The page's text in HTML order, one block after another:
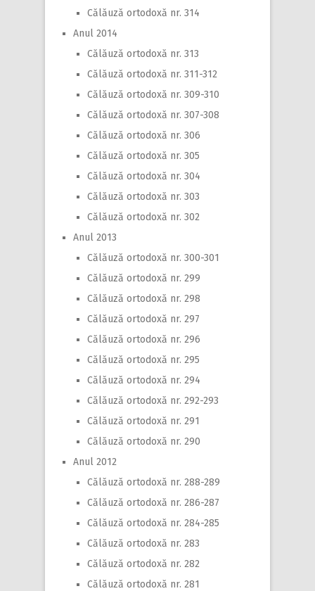
Călăuză ortodoxă nr. 314
Anul 2014
Călăuză ortodoxă nr. 313
Călăuză ortodoxă nr. 311-312
Călăuză ortodoxă nr. 309-310
Călăuză ortodoxă nr. 307-308
Călăuză ortodoxă nr. 306
Călăuză ortodoxă nr. 305
Călăuză ortodoxă nr. 304
Călăuză ortodoxă nr. 303
Călăuză ortodoxă nr. 302
Anul 2013
Călăuză ortodoxă nr. 300-301
Călăuză ortodoxă nr. 299
Călăuză ortodoxă nr. 298
Călăuză ortodoxă nr. 297
Călăuză ortodoxă nr. 296
Călăuză ortodoxă nr. 295
Călăuză ortodoxă nr. 294
Călăuză ortodoxă nr. 292-293
Călăuză ortodoxă nr. 291
Călăuză ortodoxă nr. 290
Anul 2012
Călăuză ortodoxă nr. 288-289
Călăuză ortodoxă nr. 286-287
Călăuză ortodoxă nr. 284-285
Călăuză ortodoxă nr. 283
Călăuză ortodoxă nr. 282
Călăuză ortodoxă nr. 281